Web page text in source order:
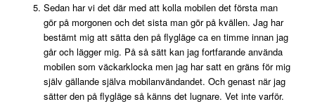
Sedan har vi det där med att kolla mobilen det första man
gör på morgonen och det sista man gör på kvällen. Jag har
bestämt mig att sätta den på flygläge ca en timme innan jag
går och lägger mig. På så sätt kan jag fortfarande använda
mobilen som väckarklocka men jag har satt en gräns för mig
själv gällande själva mobilanvändandet. Och genast när jag
sätter den på flygläge så känns det lugnare. Vet inte varför.